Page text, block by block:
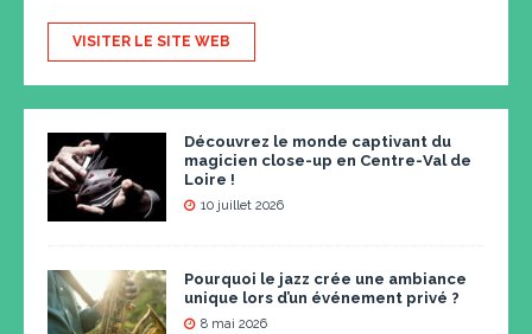
VISITER LE SITE WEB
Découvrez le monde captivant du
magicien close-up en Centre-Val de
Loire !
10 juillet 2026
Pourquoi le jazz crée une ambiance
unique lors d’un événement privé ?
8 mai 2026